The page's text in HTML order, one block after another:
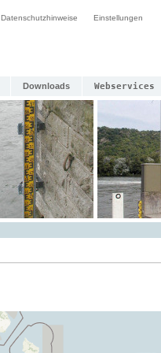
Datenschutzhinweise Einstellungen
Downloads Webservices